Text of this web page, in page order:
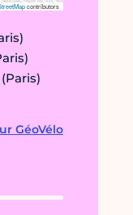
contributors
GéoVélo